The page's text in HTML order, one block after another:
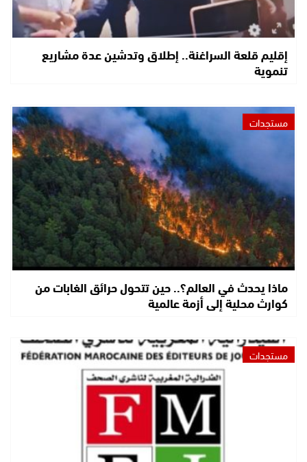
إقليم قلعة السراغنة.. إطلاق وتدشين عدة مشاريع
تنموية
مستجدات
ماذا يحدث في العالم؟.. حين تتحول حرائق الغابات من
كوارث محلية إلى أزمة عالمية
مستجدات